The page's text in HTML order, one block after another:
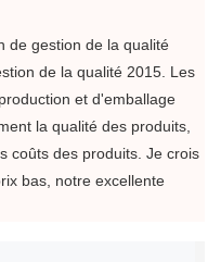
de gestion de la qualité
de la qualité 2015. Les
et d'emballage
la qualité des produits,
coûts des produits. Je crois
bas, notre excellente